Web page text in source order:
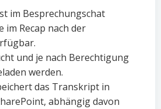
im Besprechungschat
im Recap nach der
und je nach Berechtigung
werden.
das Transkript in
abhängig davon